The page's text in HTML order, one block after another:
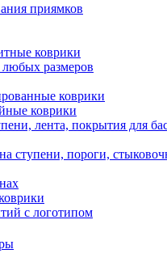
приямков
коврики
размеров
коврики
коврики
лента, покрытия для
ступени, пороги,
с логотипом